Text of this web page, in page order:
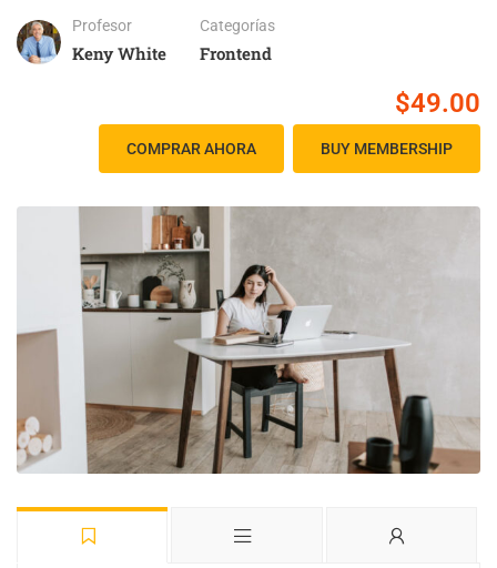
Profesor
Keny White
Categorías
Frontend
$49.00
COMPRAR AHORA BUY MEMBERSHIP